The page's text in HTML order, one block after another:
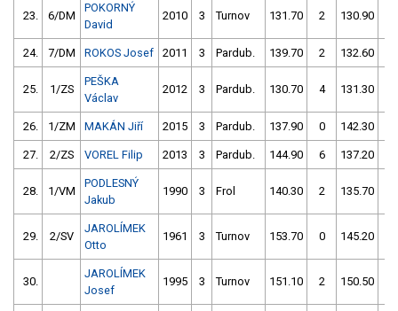
23. 6/DM
POKORNÝ
David
2010 3 Turnov 131.70 2 130.90
24. 7/DM ROKOS Josef 2011 3 Pardub. 139.70 2 132.60
25. 1/ZS
PEŠKA
Václav
2012 3 Pardub. 130.70 4 131.30
26. 1/ZM MAKÁN Jiří 2015 3 Pardub. 137.90 0 142.30
27. 2/ZS VOREL Filip 2013 3 Pardub. 144.90 6 137.20
28. 1/VM
PODLESNÝ
Jakub
1990 3 Frol 140.30 2 135.70
29. 2/SV
JAROLÍMEK
Otto
1961 3 Turnov 153.70 0 145.20
30.
JAROLÍMEK
Josef
1995 3 Turnov 151.10 2 150.50